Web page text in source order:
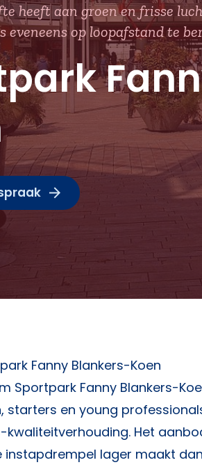
heeft aan groen en frisse
eveneens op loopafstand te
Fanny Blankers-Koen
Sportpark Fanny Blankers-
starters en young
kwaliteitverhouding. Het
instapdrempel lager maakt